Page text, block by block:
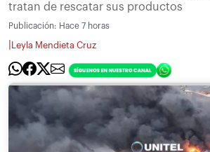
tratan de rescatar sus productos
Publicación: Hace 7 horas
Leyla Mendieta Cruz